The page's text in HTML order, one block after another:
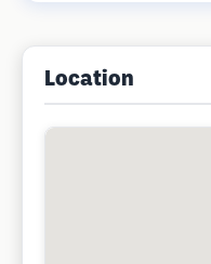
Location